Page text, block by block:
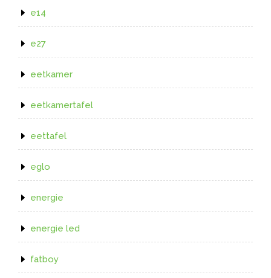
e14
e27
eetkamer
eetkamertafel
eettafel
eglo
energie
energie led
fatboy